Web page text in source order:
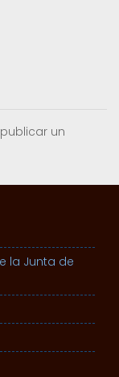
un
la Junta de